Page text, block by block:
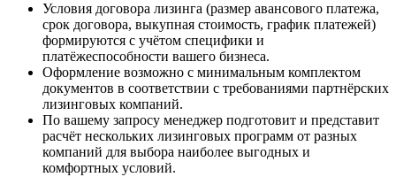
Условия договора лизинга (размер авансового платежа,
срок договора, выкупная стоимость, график платежей)
формируются с учётом специфики и
платёжеспособности вашего бизнеса.
Оформление возможно с минимальным комплектом
документов в соответствии с требованиями партнёрских
лизинговых компаний.
По вашему запросу менеджер подготовит и представит
расчёт нескольких лизинговых программ от разных
компаний для выбора наиболее выгодных и
комфортных условий.